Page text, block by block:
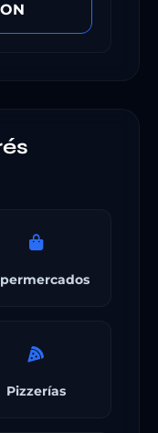
Pizzerías